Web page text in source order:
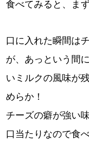
北海道で暮
食べてみると、ま
口に入れた瞬間は
が、あっという間
いミルクの風味が
めらか！
チーズの癖が強い
口当たりなので食